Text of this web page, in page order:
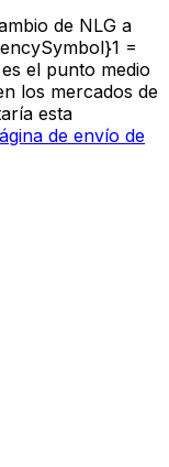
de NLG a
=
el punto medio
los mercados de
esta
de envío de